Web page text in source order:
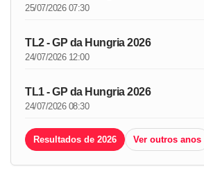
25/07/2026 07:30
TL2 - GP da Hungria 2026
24/07/2026 12:00
TL1 - GP da Hungria 2026
24/07/2026 08:30
Resultados de 2026 Ver outros anos